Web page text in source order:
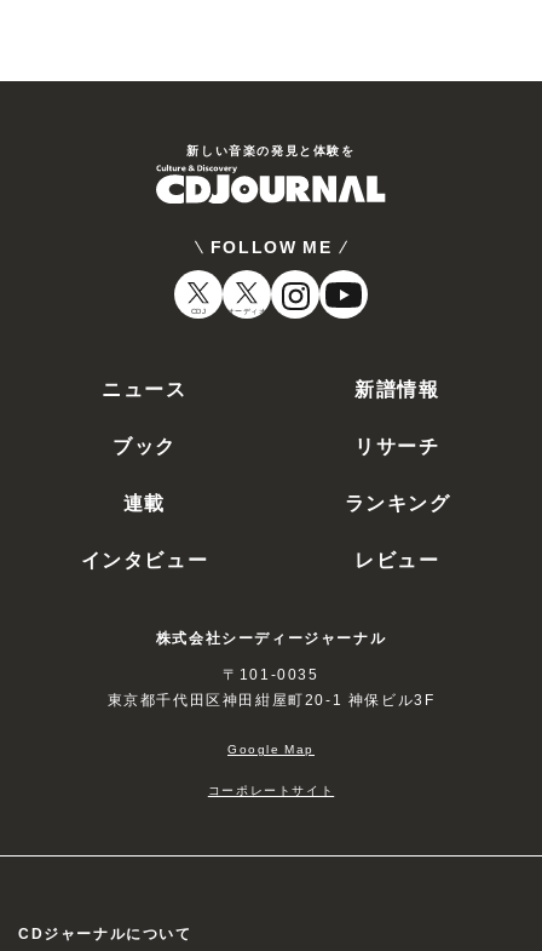
新しい⾳楽の発⾒と体験を
FOLLOW ME
CDJ オーディオ
ニュース
新譜情報
ブック
リサーチ
連載
ランキング
インタビュー
レビュー
株式会社シーディージャーナル
〒101-0035
東京都千代田区神田紺屋町20-1 神保ビル3F
Google Map
コーポレートサイト
CDジャーナルについて